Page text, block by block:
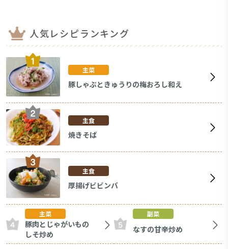
人気レシピランキング
主菜
豚しゃぶときゅうりの梅おろし和え
主食
焼きそば
主食
厚揚げビビンバ
主菜
豚肉とじゃがいもの
しそ炒め
副菜
なすの甘辛炒め